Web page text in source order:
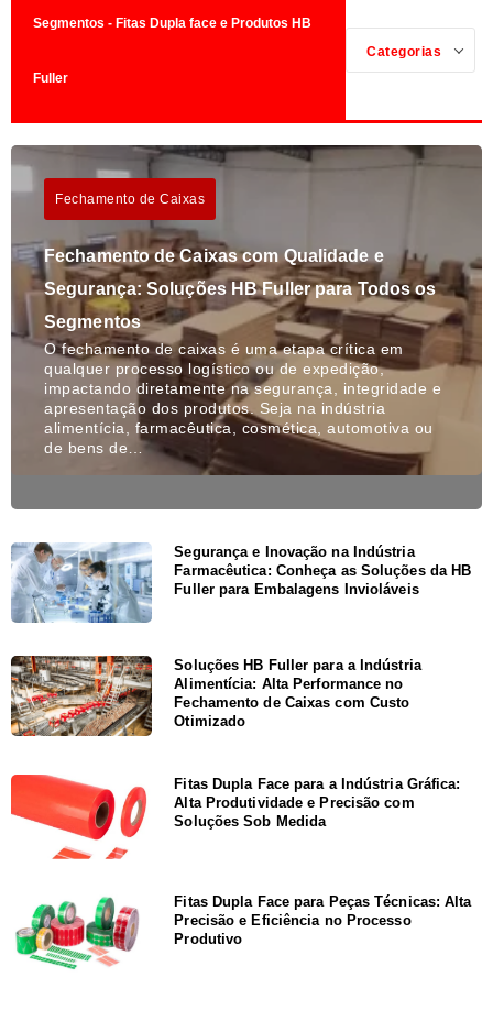
Segmentos - Fitas Dupla face e Produtos HB
Fuller
Categorias
Fechamento de Caixas
Fechamento de Caixas com Qualidade e
Segurança: Soluções HB Fuller para Todos os
Segmentos
O fechamento de caixas é uma etapa crítica em
qualquer processo logístico ou de expedição,
impactando diretamente na segurança, integridade e
apresentação dos produtos. Seja na indústria
alimentícia, farmacêutica, cosmética, automotiva ou
de bens de…
Segurança e Inovação na Indústria
Farmacêutica: Conheça as Soluções da HB
Fuller para Embalagens Invioláveis
Soluções HB Fuller para a Indústria
Alimentícia: Alta Performance no
Fechamento de Caixas com Custo
Otimizado
Fitas Dupla Face para a Indústria Gráfica:
Alta Produtividade e Precisão com
Soluções Sob Medida
Fitas Dupla Face para Peças Técnicas: Alta
Precisão e Eficiência no Processo
Produtivo